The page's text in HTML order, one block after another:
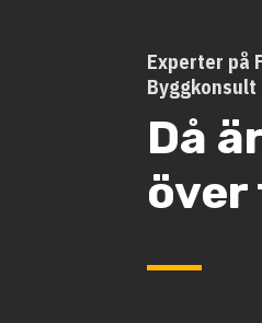
Experter på
Byggkonsult
Då
över